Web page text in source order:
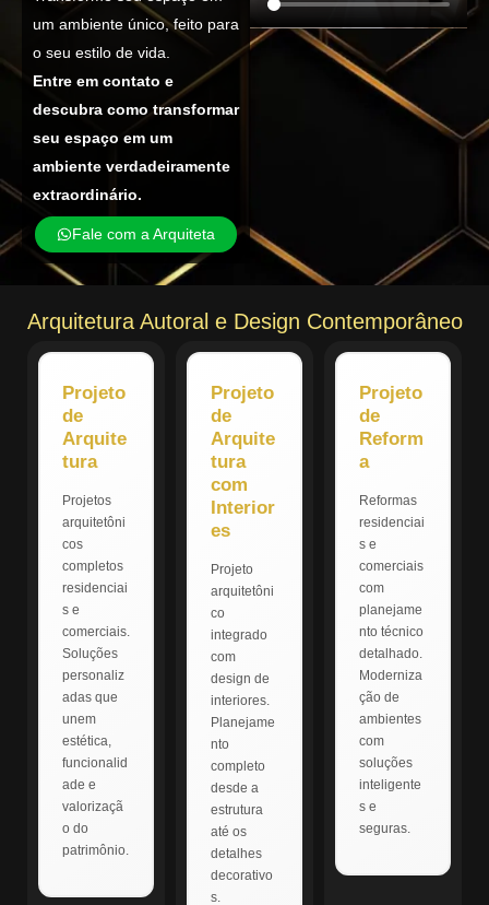
um ambiente único, feito para
o seu estilo de vida.
Entre em contato e
descubra como transformar
seu espaço em um
ambiente verdadeiramente
extraordinário.
Fale com a Arquiteta
Arquitetura Autoral e Design Contemporâneo
Projeto
de
Arquite
tura
Projetos
arquitetôni
cos
completos
residenciai
s e
comerciais.
Soluções
personaliz
adas que
unem
estética,
funcionalid
ade e
valorizaçã
o do
patrimônio.
Projeto
de
Arquite
tura
com
Interior
es
Projeto
arquitetôni
co
integrado
com
design de
interiores.
Planejame
nto
completo
desde a
estrutura
até os
detalhes
decorativo
s.
Projeto
de
Reform
a
Reformas
residenciai
s e
comerciais
com
planejame
nto técnico
detalhado.
Moderniza
ção de
ambientes
com
soluções
inteligente
s e
seguras.